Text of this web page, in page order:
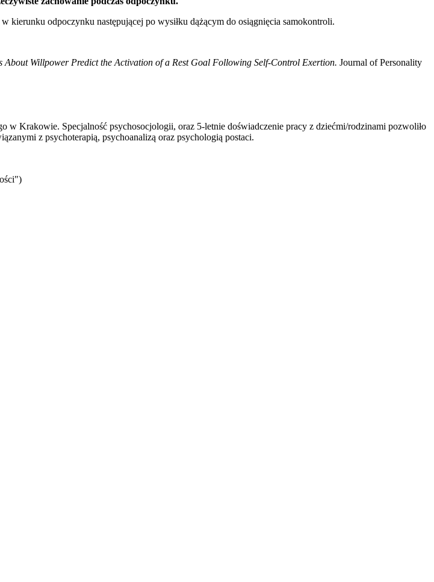
kierunku odpoczynku następującej po wysiłku dążącym do osiągnięcia samokontroli.
About Willpower Predict the Activation of a Rest Goal Following Self-Control Exertion. Journal of Personality
Krakowie. Specjalność psychosocjologii, oraz 5-letnie doświadczenie pracy z dziećmi/rodzinami pozwoliło
z psychoterapią, psychoanalizą oraz psychologią postaci.